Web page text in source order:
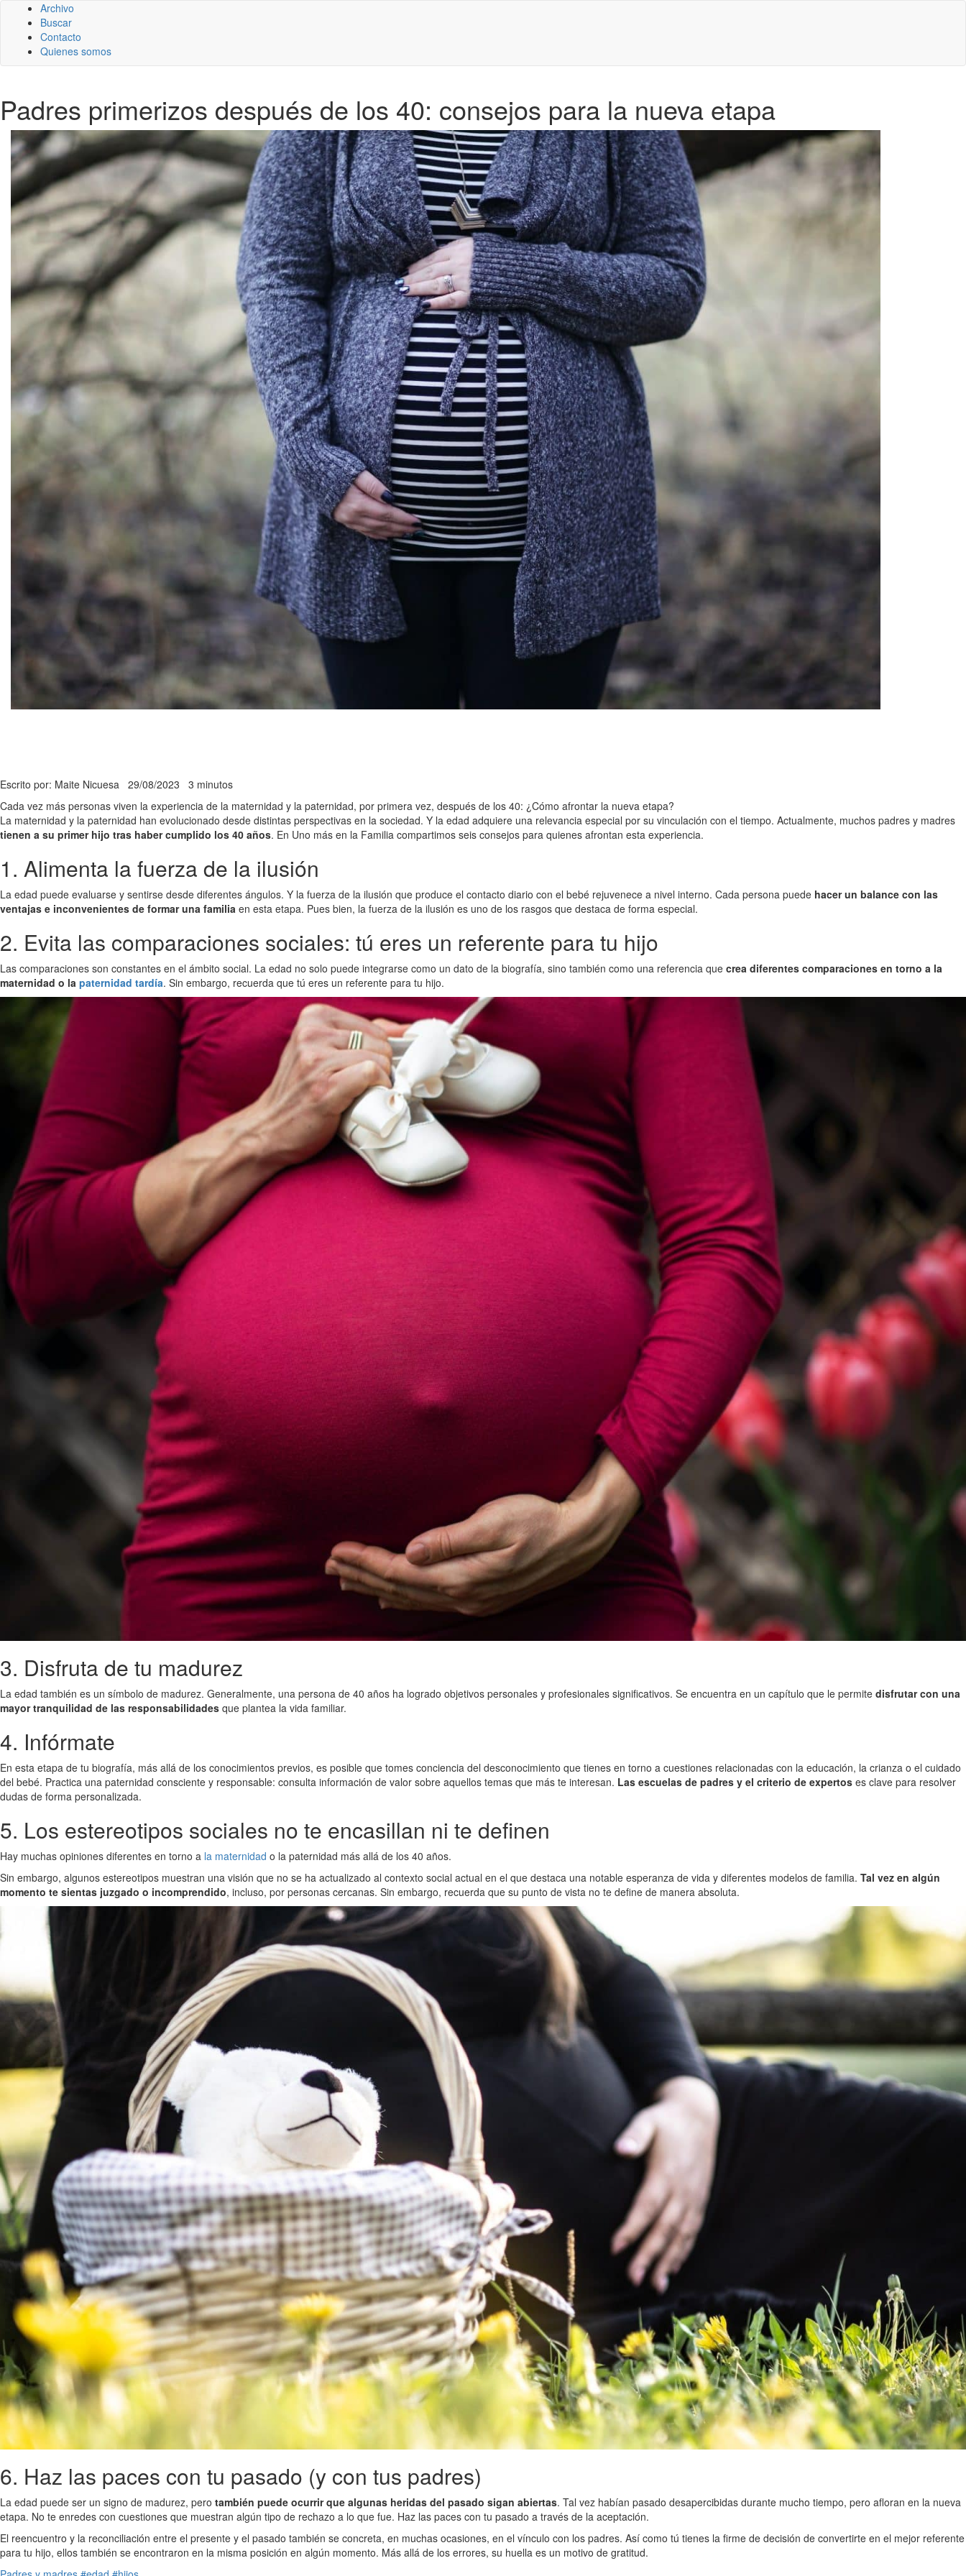
Archivo
Buscar
Contacto
Quienes somos
Padres primerizos después de los 40: consejos para la nueva etapa
Escrito por: Maite Nicuesa 29/08/2023 3 minutos
Cada vez más personas viven la experiencia de la maternidad y la paternidad, por primera vez, después de los 40: ¿Cómo afrontar la nueva etapa?
La maternidad y la paternidad han evolucionado desde distintas perspectivas en la sociedad. Y la edad adquiere una relevancia especial por su vinculación con el tiempo. Actualmente, muchos padres y madres
tienen a su primer hijo tras haber cumplido los 40 años. En Uno más en la Familia compartimos seis consejos para quienes afrontan esta experiencia.
1. Alimenta la fuerza de la ilusión
La edad puede evaluarse y sentirse desde diferentes ángulos. Y la fuerza de la ilusión que produce el contacto diario con el bebé rejuvenece a nivel interno. Cada persona puede hacer un balance con las
ventajas e inconvenientes de formar una familia en esta etapa. Pues bien, la fuerza de la ilusión es uno de los rasgos que destaca de forma especial.
2. Evita las comparaciones sociales: tú eres un referente para tu hijo
Las comparaciones son constantes en el ámbito social. La edad no solo puede integrarse como un dato de la biografía, sino también como una referencia que crea diferentes comparaciones en torno a la
maternidad o la paternidad tardía. Sin embargo, recuerda que tú eres un referente para tu hijo.
3. Disfruta de tu madurez
La edad también es un símbolo de madurez. Generalmente, una persona de 40 años ha logrado objetivos personales y profesionales significativos. Se encuentra en un capítulo que le permite disfrutar con una
mayor tranquilidad de las responsabilidades que plantea la vida familiar.
4. Infórmate
En esta etapa de tu biografía, más allá de los conocimientos previos, es posible que tomes conciencia del desconocimiento que tienes en torno a cuestiones relacionadas con la educación, la crianza o el cuidado
del bebé. Practica una paternidad consciente y responsable: consulta información de valor sobre aquellos temas que más te interesan. Las escuelas de padres y el criterio de expertos es clave para resolver
dudas de forma personalizada.
5. Los estereotipos sociales no te encasillan ni te definen
Hay muchas opiniones diferentes en torno a la maternidad o la paternidad más allá de los 40 años.
Sin embargo, algunos estereotipos muestran una visión que no se ha actualizado al contexto social actual en el que destaca una notable esperanza de vida y diferentes modelos de familia. Tal vez en algún
momento te sientas juzgado o incomprendido, incluso, por personas cercanas. Sin embargo, recuerda que su punto de vista no te define de manera absoluta.
6. Haz las paces con tu pasado (y con tus padres)
La edad puede ser un signo de madurez, pero también puede ocurrir que algunas heridas del pasado sigan abiertas. Tal vez habían pasado desapercibidas durante mucho tiempo, pero afloran en la nueva
etapa. No te enredes con cuestiones que muestran algún tipo de rechazo a lo que fue. Haz las paces con tu pasado a través de la aceptación.
El reencuentro y la reconciliación entre el presente y el pasado también se concreta, en muchas ocasiones, en el vínculo con los padres. Así como tú tienes la firme de decisión de convertirte en el mejor referente
para tu hijo, ellos también se encontraron en la misma posición en algún momento. Más allá de los errores, su huella es un motivo de gratitud.